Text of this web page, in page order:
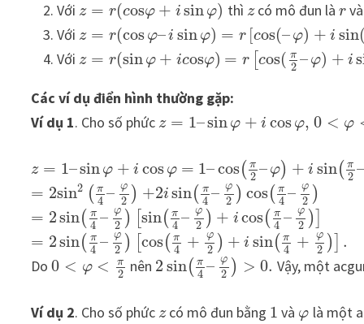
Vớiz = r(cosφ + i sin φ) thì zcó mô đun là rvà
Vớiz = r(cos φ–i sin φ) = r [cos(– φ) + i sin(
Vớiz = r(sin φ + icosφ) = r [cos( π
2 – φ) + i
Các ví dụ điển hình thường gặp:
Ví dụ 1. Cho số phứcz = 1–sin φ + i cos φ, 0 < φ
z = 1–sin φ + i cos φ = 1–cos( π
2 – φ) + i sin( π
2 –
= 2sin2 ( π
4 – φ
2 ) +2i sin( π
4 – φ
2 ) cos( π
4 – φ
2 )
= 2sin( π
4 – φ
2 ) sin( π
4 – φ
2 ) + i cos( π
4 – φ
2 )
= 2sin( π
4 – φ
2 ) cos( π
4 + φ
2 ) + i sin( π
4 + φ
2 )
.
Do0 < φ < π
2 nên 2 sin( π
4 – φ
2 ) > 0. Vậy, một
Ví dụ 2. Cho số phứczcó mô đun bằng 1 và φ là một